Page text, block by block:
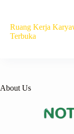
Ruang Kerja
Terbuka
About Us